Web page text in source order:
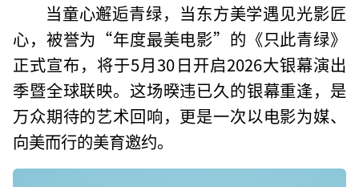
当童心邂逅青绿，当东方美学遇见光影匠
心，被誉为“年度最美电影”的《只此青绿》
正式宣布，将于5月30日开启2026大银幕演出
季暨全球联映。这场暌违已久的银幕重逢，是
万众期待的艺术回响，更是一次以电影为媒、
向美而行的美育邀约。